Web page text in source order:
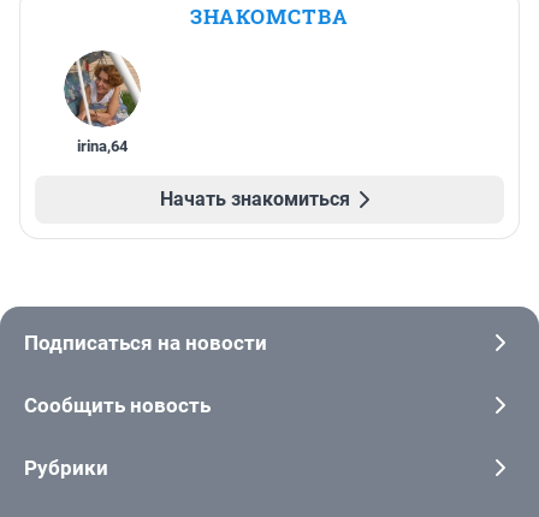
ЗНАКОМСТВА
irina,64
Начать знакомиться
Подписаться на новости
Сообщить новость
Рубрики